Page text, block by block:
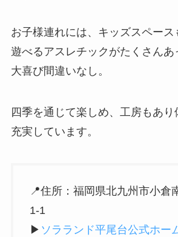
お子様連れには、キッズスペース
遊べるアスレチックがたくさんあ
大喜び間違いなし。
四季を通じて楽しめ、工房もあり
充実しています。
📍住所：福岡県北九州市小倉
1-1
▶︎ ソラランド平尾台公式ホー